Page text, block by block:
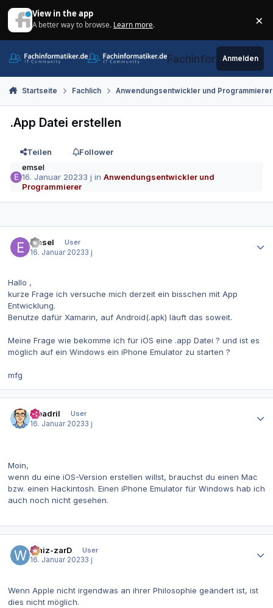
View in the app
A better way to browse. Learn more. ×
Fachinformatiker.de
Anmelden
Startseite Fachlich Anwendungsentwickler und Programmierer
.App Datei erstellen
Teilen
Follower
emsel
16. Januar 20233 j inAnwendungsentwickler und
Programmierer
emsel
User
16. Januar 20233 j
Hallo ,
kurze Frage ich versuche mich derzeit ein bisschen mit App
Entwicklung.
Benutze dafür Xamarin, auf Android(.apk) läuft das soweit.
Meine Frage wie bekomme ich für iOS eine .app Datei ? und ist es
möglich auf ein Windows ein iPhone Emulator zu starten ?
mfg
Meadril
User
16. Januar 20233 j
Moin,
wenn du eine iOS-Version erstellen willst, brauchst du einen Mac
bzw. einen Hackintosh. Einen iPhone Emulator für Windows hab ich
auch noch nicht gesehen.
Whiz-zarD
User
16. Januar 20233 j
Wenn Apple nicht irgendwas an ihrer Philosophie geändert ist, ist
dies nicht möglich.